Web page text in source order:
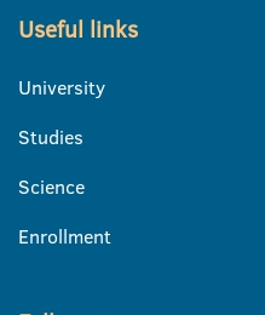
Useful links
University
Studies
Science
Enrollment